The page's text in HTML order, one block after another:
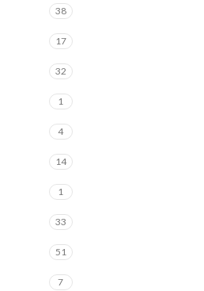
38
17
32
1
4
14
1
33
51
7